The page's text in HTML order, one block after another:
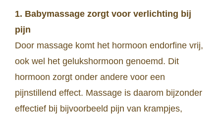
1. Babymassage zorgt voor verlichting bij
pijn
Door massage komt het hormoon endorfine vrij,
ook wel het gelukshormoon genoemd. Dit
hormoon zorgt onder andere voor een
pijnstillend effect. Massage is daarom bijzonder
effectief bij bijvoorbeeld pijn van krampjes,